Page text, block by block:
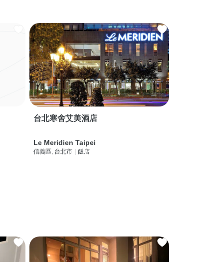
台北寒舍艾美酒店
Le Meridien Taipei
信義區, 台北市 | 飯店